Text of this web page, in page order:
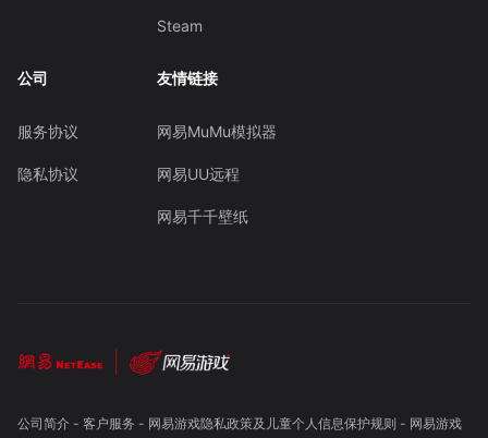
Steam
公司
服务协议
隐私协议
友情链接
网易MuMu模拟器
网易UU远程
网易千千壁纸
公司简介- 客户服务 - 网易游戏隐私政策及儿童个人信息保护规则 - 网易游戏